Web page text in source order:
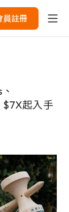
員註冊
$7X起入手